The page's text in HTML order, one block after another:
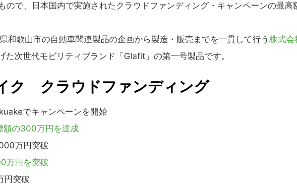
ので、日本国内で実施されたクラウドファンディング・キャンペーンの最高
和歌山市の自動車関連製品の企画から製造・販売までを一貫して行う株式会
た次世代モビリティブランド「Glafit」の第一号製品です。
ク クラウドファンディング
でキャンペーンを開始
額の300万円を達成
万円突破
万円を突破
円突破